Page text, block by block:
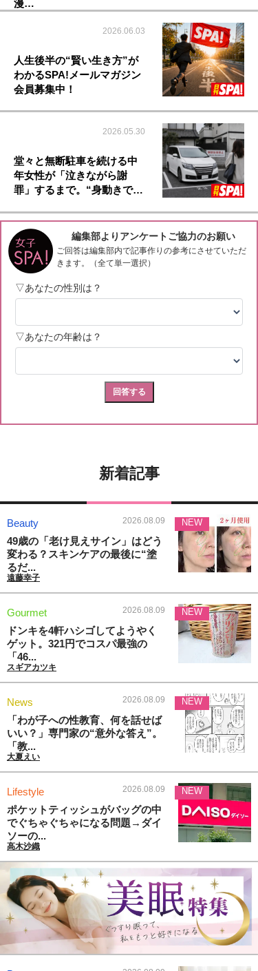
漫…
2026.06.03
人生後半の“賢い生き方”が
わかるSPA!メールマガジン
会員募集中！
2026.05.30
堂々と無断駐車を続ける中
年女性が「泣きながら謝
罪」するまで。“身動きで…
新着記事
Beauty 2026.08.09
49歳の「老け見えサイン」はどう
変わる？スキンケアの最後に“塗
るだ...
遠藤幸子
NEW
Gourmet 2026.08.09
ドンキを4軒ハシゴしてようやく
ゲット。321円でコスパ最強の
「46...
スギアカツキ
NEW
News 2026.08.09
「わが子への性教育、何を話せば
いい？」専門家の“意外な答え”。
「教...
大夏えい
NEW
Lifestyle 2026.08.09
ポケットティッシュがバッグの中
でぐちゃぐちゃになる問題→ダイ
ソーの...
高木沙織
NEW